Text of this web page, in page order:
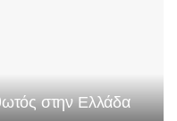
στην Ελλάδα